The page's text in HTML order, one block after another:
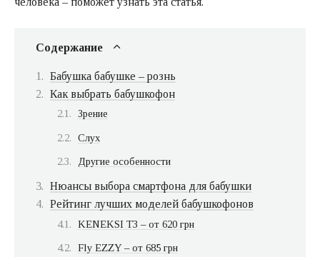
Содержание
Бабушка бабушке – рознь
Как выбрать бабушкофон
Зрение
Слух
Другие особенности
Нюансы выбора смартфона для бабушки
Рейтинг лучших моделей бабушкофонов
KENEKSI T3 – от 620 грн
Fly EZZY – от 685 грн